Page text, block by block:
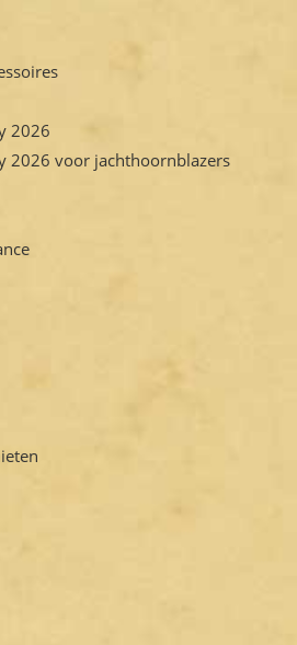
2026
2026 voor jachthoornblazers